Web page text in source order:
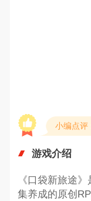
小编点评
游戏介绍
《口袋新旅途
集养成的原创